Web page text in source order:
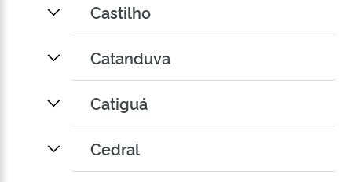
Castilho
Catanduva
Catiguá
Cedral